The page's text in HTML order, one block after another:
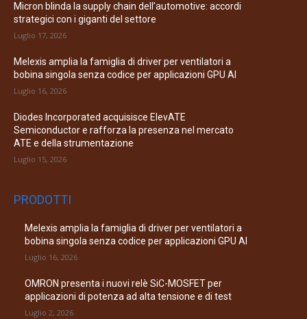
Micron blinda la supply chain dell’automotive: accordi
strategici con i giganti del settore
Luglio 17, 2026
Melexis amplia la famiglia di driver per ventilatori a
bobina singola senza codice per applicazioni GPU AI
Luglio 16, 2026
Diodes Incorporated acquisisce ElevATE
Semiconductor e rafforza la presenza nel mercato
ATE e della strumentazione
Luglio 15, 2026
PRODOTTI
Melexis amplia la famiglia di driver per ventilatori a
bobina singola senza codice per applicazioni GPU AI
Luglio 16, 2026
OMRON presenta i nuovi relè SiC-MOSFET per
applicazioni di potenza ad alta tensione e di test
Luglio 2, 2026